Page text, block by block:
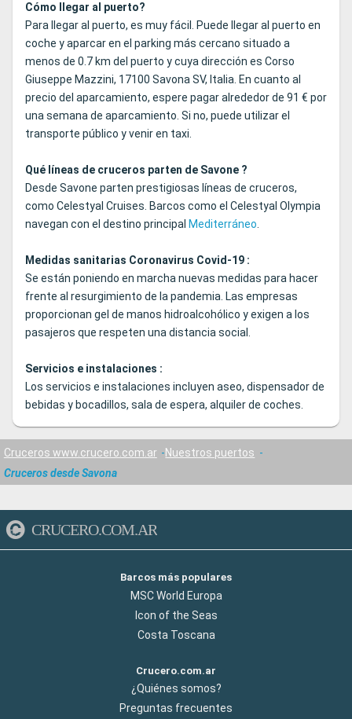
Cómo llegar al puerto?
Para llegar al puerto, es muy fácil. Puede llegar al puerto en
coche y aparcar en el parking más cercano situado a
menos de 0.7 km del puerto y cuya dirección es Corso
Giuseppe Mazzini, 17100 Savona SV, Italia. En cuanto al
precio del aparcamiento, espere pagar alrededor de 91 € por
una semana de aparcamiento. Si no, puede utilizar el
transporte público y venir en taxi.
Qué líneas de cruceros parten de Savone ?
Desde Savone parten prestigiosas líneas de cruceros,
como Celestyal Cruises. Barcos como el Celestyal Olympia
navegan con el destino principal Mediterráneo.
Medidas sanitarias Coronavirus Covid-19 :
Se están poniendo en marcha nuevas medidas para hacer
frente al resurgimiento de la pandemia. Las empresas
proporcionan gel de manos hidroalcohólico y exigen a los
pasajeros que respeten una distancia social.
Servicios e instalaciones :
Los servicios e instalaciones incluyen aseo, dispensador de
bebidas y bocadillos, sala de espera, alquiler de coches.
Cruceros www.crucero.com.ar
Nuestros puertos
Cruceros desde Savona
CRUCERO.COM.AR
Barcos más populares
MSC World Europa
Icon of the Seas
Costa Toscana
Crucero.com.ar
¿Quiénes somos?
Preguntas frecuentes